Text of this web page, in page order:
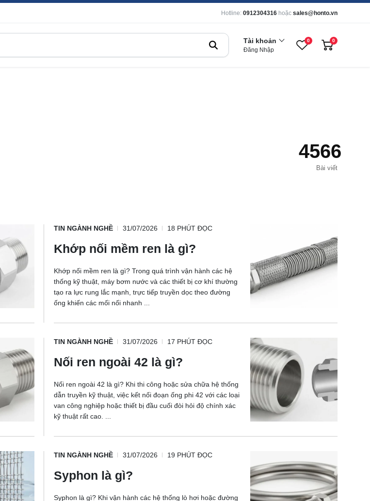
Hotline: 0912304316 hoặc sales@honto.vn
Tài khoản
Đăng Nhập
0 0
4566
Bài viết
TIN NGÀNH NGHỀ 31/07/2026 18 PHÚT ĐỌC
Khớp nối mềm ren là gì?
Khớp nối mềm ren là gì? Trong quá trình vận hành các hệ
thống kỹ thuật, máy bơm nước và các thiết bị cơ khí thường
tạo ra lực rung lắc mạnh, trực tiếp truyền dọc theo đường
ống khiến các mối nối nhanh ...
TIN NGÀNH NGHỀ 31/07/2026 17 PHÚT ĐỌC
Nối ren ngoài 42 là gì?
Nối ren ngoài 42 là gì? Khi thi công hoặc sửa chữa hệ thống
dẫn truyền kỹ thuật, việc kết nối đoạn ống phi 42 với các loại
van công nghiệp hoặc thiết bị đầu cuối đòi hỏi độ chính xác
kỹ thuật rất cao. ...
TIN NGÀNH NGHỀ 31/07/2026 19 PHÚT ĐỌC
Syphon là gì?
Syphon là gì? Khi vận hành các hệ thống lò hơi hoặc đường